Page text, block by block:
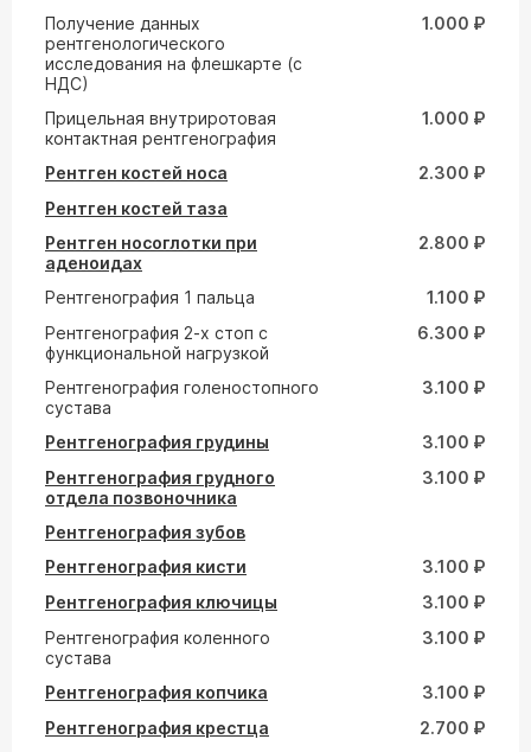
Получение данных
рентгенологического
исследования на флешкарте (с
НДС)
1.000 ₽
Прицельная внутриротовая
контактная рентгенография
1.000 ₽
Рентген костей носа
2.300 ₽
Рентген костей таза
Рентген носоглотки при
аденоидах
2.800 ₽
Рентгенография 1 пальца
1.100 ₽
Рентгенография 2-х стоп с
функциональной нагрузкой
6.300 ₽
Рентгенография голеностопного
сустава
3.100 ₽
Рентгенография грудины
3.100 ₽
Рентгенография грудного
отдела позвоночника
3.100 ₽
Рентгенография зубов
Рентгенография кисти
3.100 ₽
Рентгенография ключицы
3.100 ₽
Рентгенография коленного
сустава
3.100 ₽
Рентгенография копчика
3.100 ₽
Рентгенография крестца
2.700 ₽